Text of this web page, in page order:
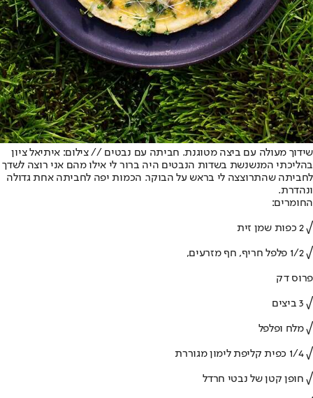
שידוך מעולה עם ביצה מטוגנת. חביתה עם נבטים // צילום: איתיאל ציון
בהליכתי המנשנשת בשדות הנבטים היה ברור לי אילו מהם אני רוצה לשדך
לחביתה שהתרוצצה לי בראש על הבוקר. הכמות יפה לחביתה אחת גדולה
ונהדרת.
החומרים:
√ 2 כפות שמן זית
√ 1/2 פלפל חריף, חף מזרעים,
פרוס דק
√ 3 ביצים
√ מלח ופלפל
√ 1/4 כפית קליפת לימון מגוררת
√ חופן קטן של נבטי חרדל